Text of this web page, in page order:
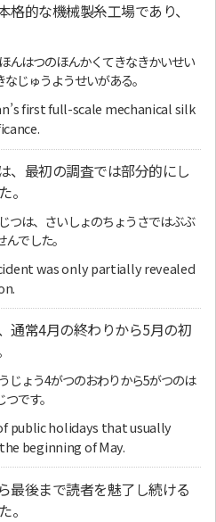
格的な機械製糸工場であり、
んはつのほんかくてきなきかいせい
じゅうようせいがある。
first full-scale mechanical silk
、最初の調査では部分的にし
。
つは、さいしょのちょうさではぶぶ
でした。
was only partially revealed
通常4月の終わりから5月の初
じょう4がつのおわりから5がつのは
です。
public holidays that usually
beginning of May.
最後まで読者を魅了し続ける
。